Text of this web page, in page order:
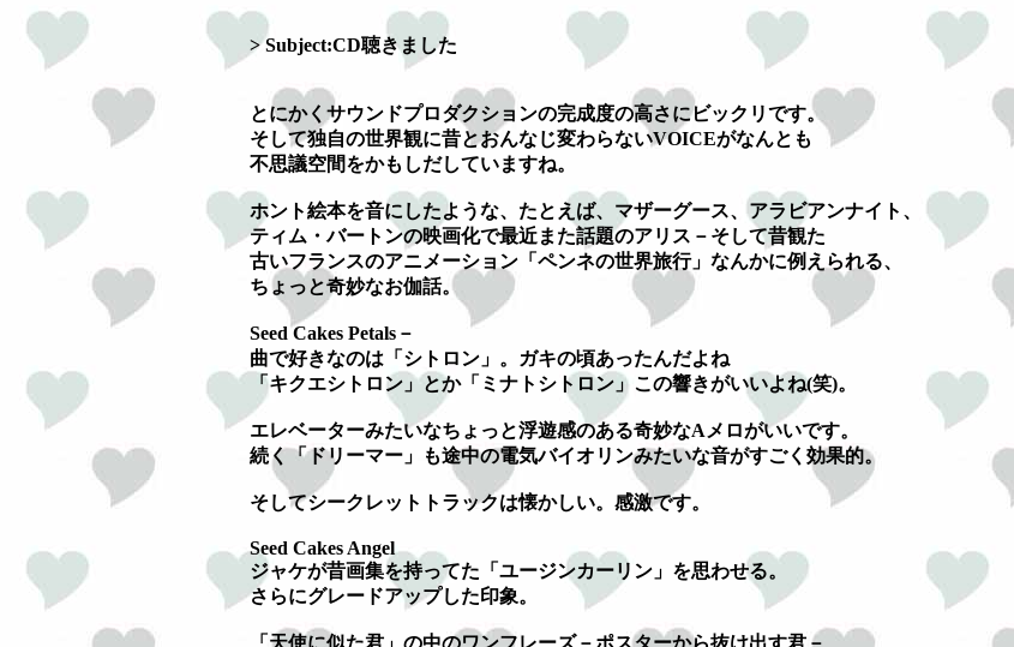
> Subject:CD聴きました
とにかくサウンドプロダクションの完成度の高さにビックリです。
そして独自の世界観に昔とおんなじ変わらないVOICEがなんとも
不思議空間をかもしだしていますね。
ホント絵本を音にしたような、たとえば、マザーグース、アラビアンナイト、
ティム・バートンの映画化で最近また話題のアリス－そして昔観た
古いフランスのアニメーション「ペンネの世界旅行」なんかに例えられる、
ちょっと奇妙なお伽話。
Seed Cakes Petals－
曲で好きなのは「シトロン」。ガキの頃あったんだよね
「キクエシトロン」とか「ミナトシトロン」この響きがいいよね(笑)。
エレベーターみたいなちょっと浮遊感のある奇妙なAメロがいいです。
続く「ドリーマー」も途中の電気バイオリンみたいな音がすごく効果的。
そしてシークレットトラックは懐かしい。感激です。
Seed Cakes Angel
ジャケが昔画集を持ってた「ユージンカーリン」を思わせる。
さらにグレードアップした印象。
「天使に似た君」の中のワンフレーズ－ポスターから抜け出す君－